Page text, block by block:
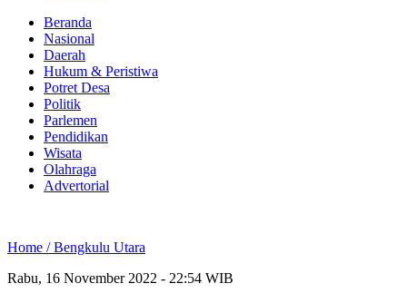
Beranda
Nasional
Daerah
Hukum & Peristiwa
Potret Desa
Politik
Parlemen
Pendidikan
Wisata
Olahraga
Advertorial
Home /Bengkulu Utara
Rabu, 16 November 2022 - 22:54 WIB